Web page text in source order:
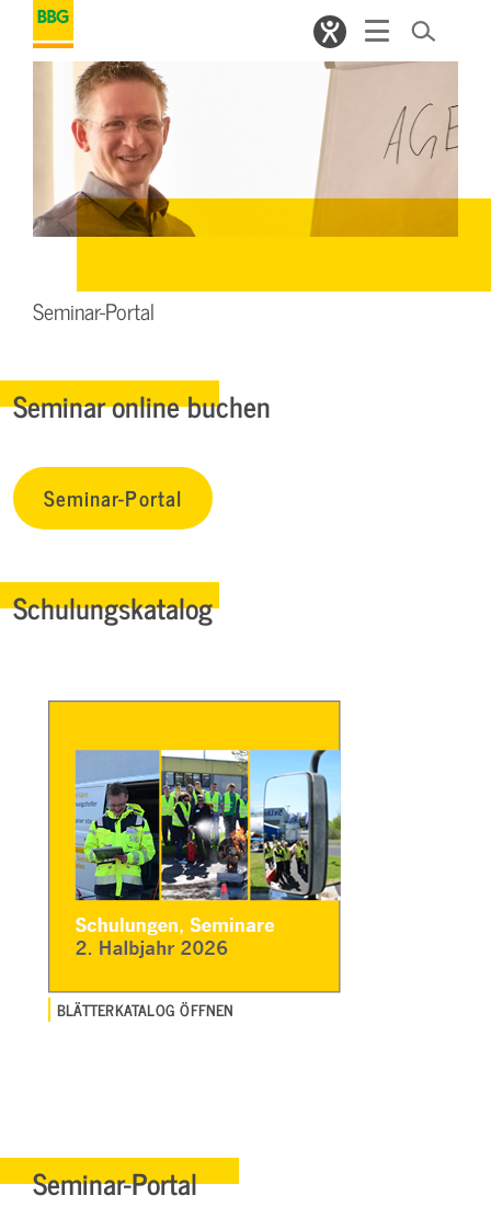
Seminar-Portal
Seminar online buchen
Seminar-Portal
Schulungskatalog
BLÄTTERKATALOG ÖFFNEN
Seminar-Portal